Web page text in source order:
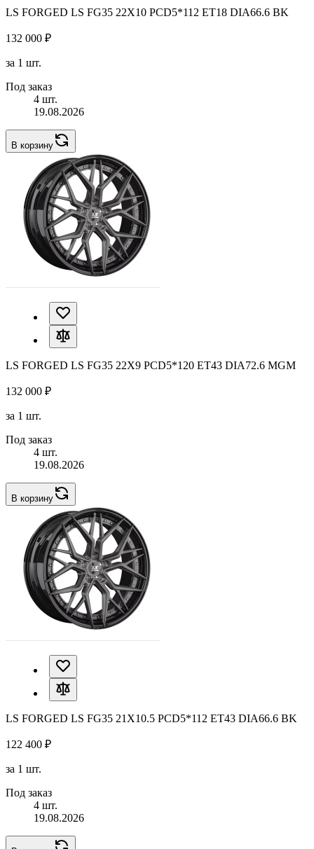
LS FORGED LS FG35 22X10 PCD5*112 ET18 DIA66.6 BK
132 000 ₽
за 1 шт.
Под заказ
4 шт.
19.08.2026
В корзину
LS FORGED LS FG35 22X9 PCD5*120 ET43 DIA72.6 MGM
132 000 ₽
за 1 шт.
Под заказ
4 шт.
19.08.2026
В корзину
LS FORGED LS FG35 21X10.5 PCD5*112 ET43 DIA66.6 BK
122 400 ₽
за 1 шт.
Под заказ
4 шт.
19.08.2026